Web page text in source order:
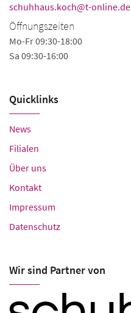
schuhhaus.koch@t-online.de
Öffnungszeiten
Mo-Fr 09:30-18:00
Sa 09:30-16:00
Quicklinks
News
Filialen
Über uns
Kontakt
Impressum
Datenschutz
Wir sind Partner von